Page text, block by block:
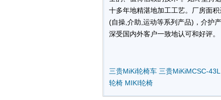
十多年地精湛地加工工艺。厂房面
(自操,介助,运动等系列产品)，介护
深受国内外客户一致地认可和好评。
三贵MiKi轮椅车 三贵MiKiMCSC-43L
轮椅 MIKI轮椅